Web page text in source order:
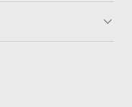
ーン一覧